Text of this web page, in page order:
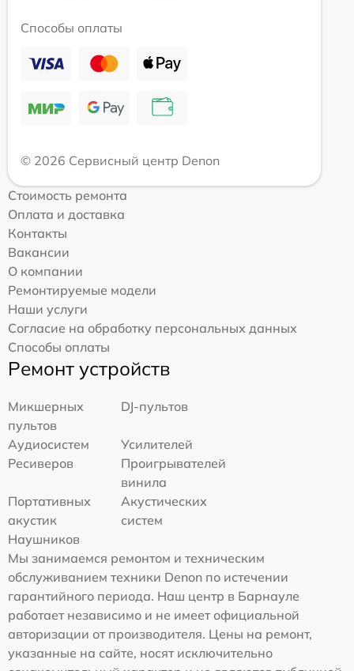
Способы оплаты
© 2026 Сервисный центр Denon
Стоимость ремонта
Оплата и доставка
Контакты
Вакансии
О компании
Ремонтируемые модели
Наши услуги
Согласие на обработку персональных данных
Способы оплаты
Ремонт устройств
Микшерных
пультов
DJ-пультов
Аудиосистем
Усилителей
Ресиверов
Проигрывателей
винила
Портативных
акустик
Акустических
систем
Наушников
Мы занимаемся ремонтом и техническим
обслуживанием техники Denon по истечении
гарантийного периода. Наш центр в Барнауле
работает независимо и не имеет официальной
авторизации от производителя. Цены на ремонт,
указанные на сайте, носят исключительно